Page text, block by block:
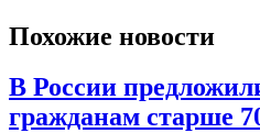
Похожие новости
В России
гражданам старше